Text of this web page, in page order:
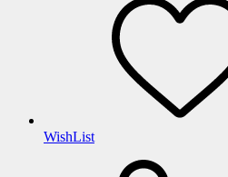
WishList